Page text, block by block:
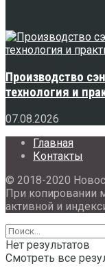
Производство
технология и
07.08.2026
Главная
Контакты
© 2018-2020
При копировании
активной и
Нет результатов
Смотреть все